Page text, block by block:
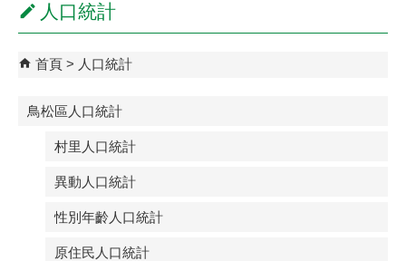
人口統計
首頁 人口統計
鳥松區人口統計
村里人口統計
異動人口統計
性別年齡人口統計
原住民人口統計